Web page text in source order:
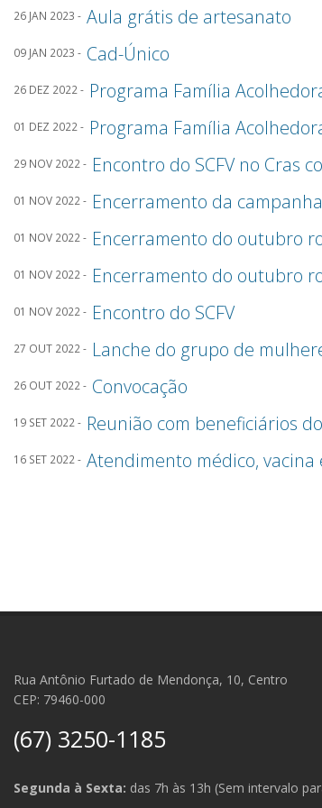
26 JAN 2023 - Aula grátis de artesanato
09 JAN 2023 - Cad-Único
26 DEZ 2022 - Programa Família
01 DEZ 2022 - Programa Família
29 NOV 2022 - Encontro do SCFV no Cras
01 NOV 2022 - Encerramento da
01 NOV 2022 - Encerramento do outubro
01 NOV 2022 - Encerramento do outubro
01 NOV 2022 - Encontro do SCFV
27 OUT 2022 - Lanche do grupo de
26 OUT 2022 - Convocação
19 SET 2022 - Reunião com beneficiários
16 SET 2022 - Atendimento médico,
Rua Antônio Furtado de Mendonça, 10, Centro
CEP: 79460-000
(67) 3250-1185
Segunda à Sexta: das 7h às 13h (Sem intervalo